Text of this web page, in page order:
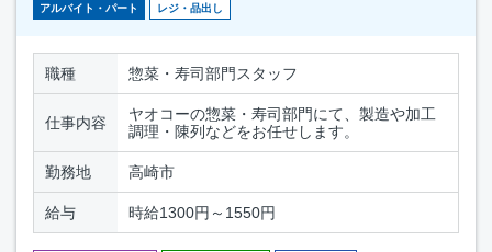
アルバイト・パート レジ・品出し
職種 惣菜・寿司部門スタッフ
仕事内容
ヤオコーの惣菜・寿司部門にて、製造や加工
調理・陳列などをお任せします。
勤務地 高崎市
給与 時給1300円～1550円